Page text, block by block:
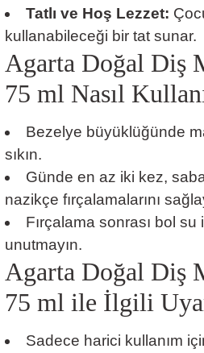
Tatlı ve Hoş Lezzet:
kullanabileceği bir tat sunar.
Agarta Doğal Diş
75 ml Nasıl
Bezelye büyüklüğünde
sıkın.
Günde en az iki kez,
nazikçe fırçalamalarını
Fırçalama sonrası bol su
unutmayın.
Agarta Doğal Diş
75 ml ile İlgili
Sadece harici kullanım